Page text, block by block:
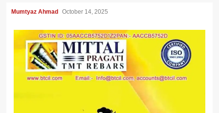
Mumtyaz Ahmad October 14, 2025